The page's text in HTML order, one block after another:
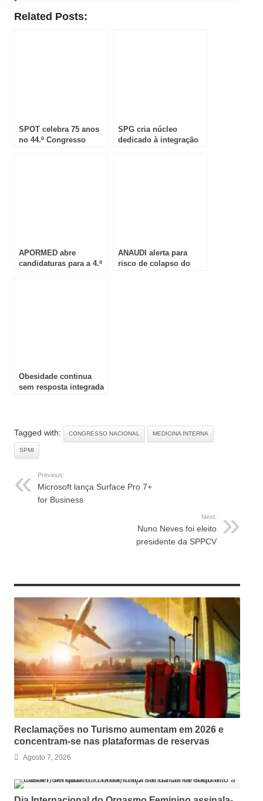
Related Posts:
SPOT celebra 75 anos
no 44.º Congresso
SPG cria núcleo
dedicado à integração
APORMED abre
candidaturas para a 4.ª
ANAUDI alerta para
risco de colapso do
Obesidade continua
sem resposta integrada
Tagged with: CONGRESSO NACIONAL MEDICINA INTERNA
SPMI
Previous:
Microsoft lança Surface Pro 7+
for Business
Next:
Nuno Neves foi eleito
presidente da SPPCV
Reclamações no Turismo aumentam em 2026 e
concentram-se nas plataformas de reservas
Agosto 7, 2026